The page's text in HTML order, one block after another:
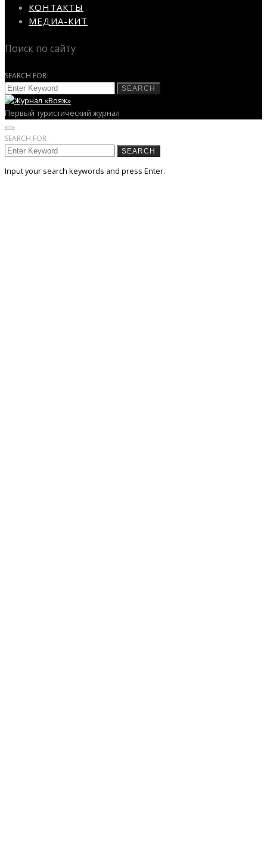
КОНТАКТЫ
МЕДИА-КИТ
Поиск по сайту
SEARCH FOR:
SEARCH
Первый туристический журнал
SEARCH FOR:
SEARCH
Input your search keywords and press Enter.